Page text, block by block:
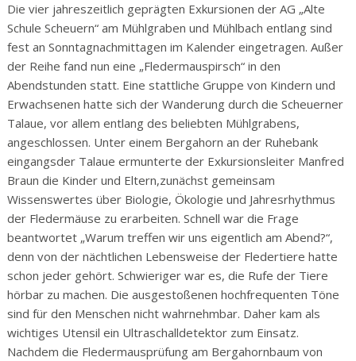
Die vier jahreszeitlich geprägten Exkursionen der AG „Alte
Schule Scheuern“ am Mühlgraben und Mühlbach entlang sind
fest an Sonntagnachmittagen im Kalender eingetragen. Außer
der Reihe fand nun eine „Fledermauspirsch“ in den
Abendstunden statt. Eine stattliche Gruppe von Kindern und
Erwachsenen hatte sich der Wanderung durch die Scheuerner
Talaue, vor allem entlang des beliebten Mühlgrabens,
angeschlossen. Unter einem Bergahorn an der Ruhebank
eingangsder Talaue ermunterte der Exkursionsleiter Manfred
Braun die Kinder und Eltern,zunächst gemeinsam
Wissenswertes über Biologie, Ökologie und Jahresrhythmus
der Fledermäuse zu erarbeiten. Schnell war die Frage
beantwortet „Warum treffen wir uns eigentlich am Abend?“,
denn von der nächtlichen Lebensweise der Fledertiere hatte
schon jeder gehört. Schwieriger war es, die Rufe der Tiere
hörbar zu machen. Die ausgestoßenen hochfrequenten Töne
sind für den Menschen nicht wahrnehmbar. Daher kam als
wichtiges Utensil ein Ultraschalldetektor zum Einsatz.
Nachdem die Fledermausprüfung am Bergahornbaum von